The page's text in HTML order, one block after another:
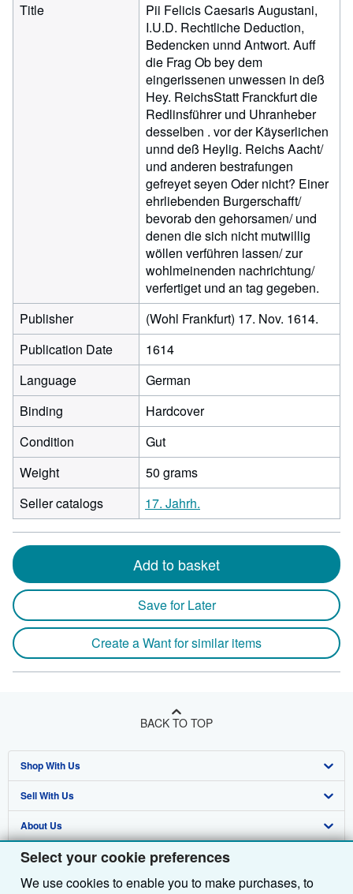
Select your cookie preferences
We use cookies to enable you to make purchases, to
Title
Pii Felicis Caesaris Augustani,
I.U.D. Rechtliche Deduction,
Bedencken unnd Antwort. Auff
die Frag Ob bey dem
eingerissenen unwessen in deß
Hey. ReichsStatt Franckfurt die
Redlinsführer und Uhranheber
desselben . vor der Käyserlichen
unnd deß Heylig. Reichs Aacht/
und anderen bestrafungen
gefreyet seyen Oder nicht? Einer
ehrliebenden Burgerschafft/
bevorab den gehorsamen/ und
denen die sich nicht mutwillig
wöllen verführen lassen/ zur
wohlmeinenden nachrichtung/
verfertiget und an tag gegeben.
Publisher
(Wohl Frankfurt) 17. Nov. 1614.
Publication Date
1614
Language
German
Binding
Hardcover
Condition
Gut
Weight
50 grams
Seller catalogs
17. Jahrh.
Add to basket
Save for Later
Create a Want for similar items
BACK TO TOP
Shop With Us
Advanced Search
Browse Collections
My Account
My Orders
Sell With Us
Start Selling
Join Our Affiliate Programme
Book Buyback
About Us
About AbeBooks
Media
Find Help
Help
Other AbeBooks Companies